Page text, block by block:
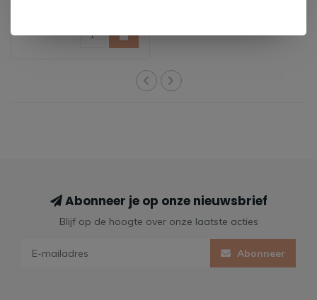
Abonneer je op onze nieuwsbrief
Blijf op de hoogte over onze laatste acties
Abonneer